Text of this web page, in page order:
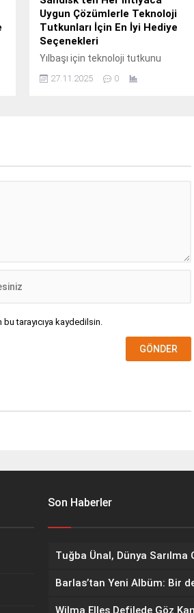
Uygun Çözümlerle Teknoloji
Tutkunları İçin En İyi Hediye
Seçenekleri
Yılbaşı için teknoloji tutkunu
düşünenlere özel: Sandisk’in
sunuyor.
27.11.2025 0
tarayıcıya kaydedilsin.
Son Haberler
Barlas’tan Yeni Albüm: Bir